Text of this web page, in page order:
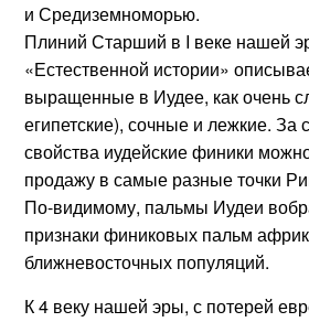
и Средиземноморью.
Плиний Старший в I веке нашей
«Естественной истории»
выращенные в Иудее, как очень
египетские), сочные и лежкие. За
свойства иудейские финики
продажу в самые разные точки
По-видимому, пальмы Иудеи
признаки финиковых пальм
ближневосточных популяций.
К 4 веку нашей эры, с потерей